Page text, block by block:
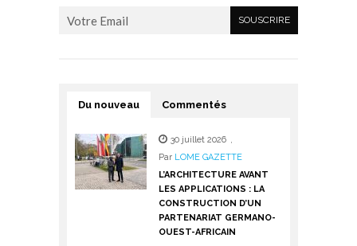
Du nouveau Commentés
30 juillet 2026 ,
Par LOME GAZETTE
L’ARCHITECTURE AVANT
LES APPLICATIONS : LA
CONSTRUCTION D’UN
PARTENARIAT GERMANO-
OUEST-AFRICAIN